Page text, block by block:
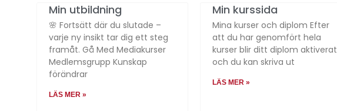
Min utbildning
🌸 Fortsätt där du slutade –
varje ny insikt tar dig ett steg
framåt. Gå Med Mediakurser
Medlemsgrupp Kunskap
förändrar
LÄS MER »
Min kurssida
Mina kurser och diplom Efter
att du har genomfört hela
kurser blir ditt diplom aktiverat
och du kan skriva ut
LÄS MER »